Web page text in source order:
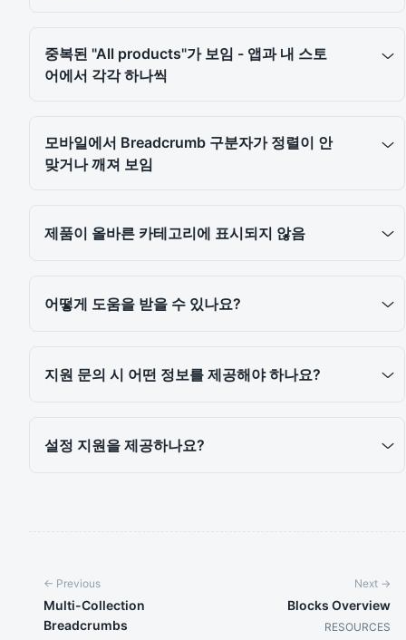
중복된 "All products"가 보임 - 앱과 내 스토
어에서 각각 하나씩
모바일에서 Breadcrumb 구분자가 정렬이 안
맞거나 깨져 보임
제품이 올바른 카테고리에 표시되지 않음
어떻게 도움을 받을 수 있나요?
지원 문의 시 어떤 정보를 제공해야 하나요?
설정 지원을 제공하나요?
← Previous
Multi-Collection
Breadcrumbs
Next →
Blocks Overview
RESOURCES